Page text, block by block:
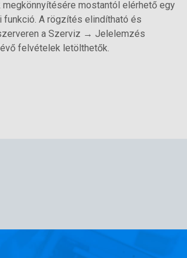
megkönnyítésére mostantól elérhető egy
A rögzítés elindítható és
a Szerviz → Jelelemzés
felvételek letölthetők.